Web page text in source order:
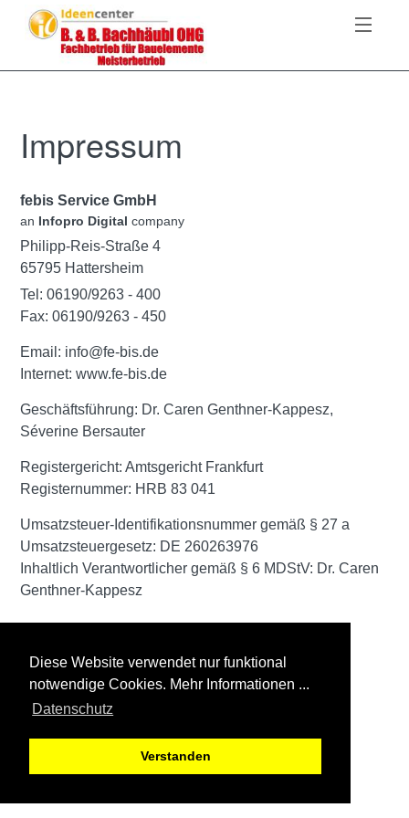
Diese Website verwendet nur funktional
notwendige Cookies. Mehr Informationen ...
Datenschutz
Verstanden
DATENSCHUTZ
IMPRESSUM
Impressum
febis Service GmbH
an Infopro Digital company
Philipp-Reis-Straße 4
65795 Hattersheim
Tel: 06190/9263 - 400
Fax: 06190/9263 - 450
Email: info@fe-bis.de
Internet: www.fe-bis.de
Geschäftsführung: Dr. Caren Genthner-Kappesz,
Séverine Bersauter
Registergericht: Amtsgericht Frankfurt
Registernummer: HRB 83 041
Umsatzsteuer-Identifikationsnummer gemäß § 27 a
Umsatzsteuergesetz: DE 260263976
Inhaltlich Verantwortlicher gemäß § 6 MDStV: Dr. Caren
Genthner-Kappesz